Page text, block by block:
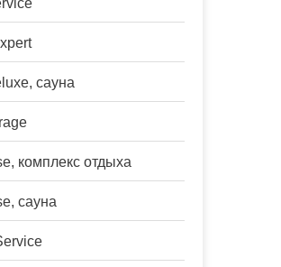
сауна
комплекс отдыха
сауна